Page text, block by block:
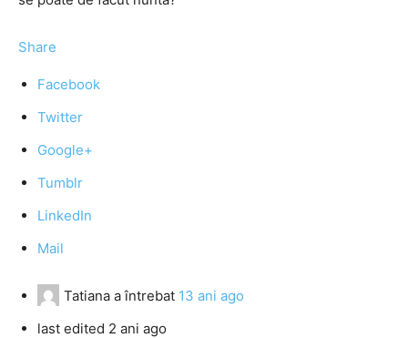
Share
Facebook
Twitter
Google+
Tumblr
LinkedIn
Mail
Tatiana a întrebat 13 ani ago
last edited 2 ani ago